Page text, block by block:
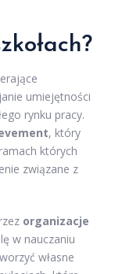
umiejętności
rynku pracy.
, który
których
związane z
organizacje
w nauczaniu
własne